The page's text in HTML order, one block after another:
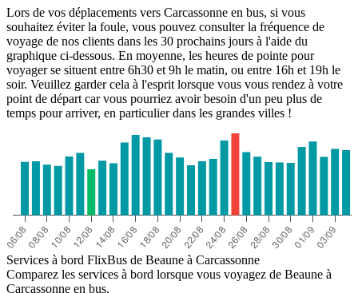
Lors de vos déplacements vers Carcassonne en bus, si vous
souhaitez éviter la foule, vous pouvez consulter la fréquence de
voyage de nos clients dans les 30 prochains jours à l'aide du
graphique ci-dessous. En moyenne, les heures de pointe pour
voyager se situent entre 6h30 et 9h le matin, ou entre 16h et 19h le
soir. Veuillez garder cela à l'esprit lorsque vous vous rendez à votre
point de départ car vous pourriez avoir besoin d'un peu plus de
temps pour arriver, en particulier dans les grandes villes !
Services à bord FlixBus de Beaune à Carcassonne
Comparez les services à bord lorsque vous voyagez de Beaune à
Carcassonne en bus.